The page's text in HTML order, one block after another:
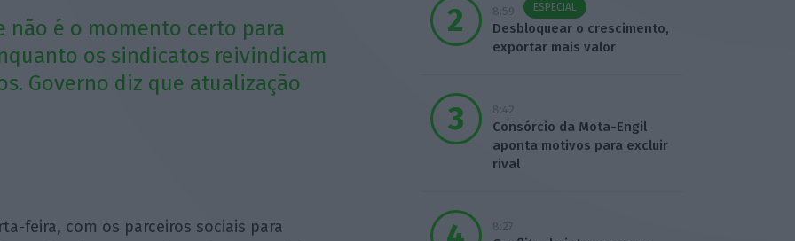
não é o momento certo para
os sindicatos reivindicam
Governo diz que atualização
feira, com os parceiros sociais para
8:59 ESPECIAL
Desbloquear o crescimento,
exportar mais valor
8:42
Consórcio da Mota-Engil
aponta motivos para excluir
rival
8:27